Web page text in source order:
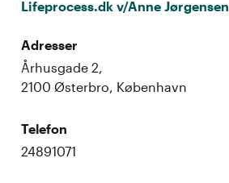
Lifeprocess.dk v/Anne Jørgensen
Adresser
Århusgade 2,
2100 Østerbro, København
Telefon
24891071